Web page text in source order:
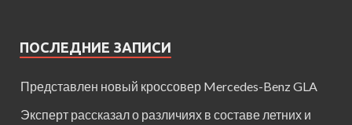
ПОСЛЕДНИЕ ЗАПИСИ
Представлен новый кроссовер Mercedes-Benz GLA
Эксперт рассказал о различиях в составе летних и